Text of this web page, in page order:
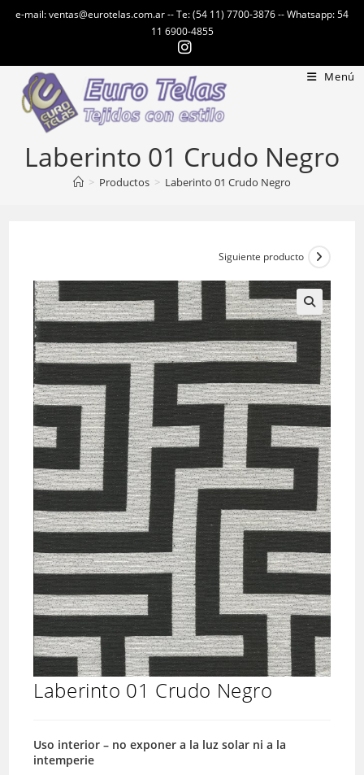
e-mail: ventas@eurotelas.com.ar -- Te: (54 11) 7700-3876 -- Whatsapp: 54
11 6900-4855
Menú
Laberinto 01 Crudo Negro
> Productos > Laberinto 01 Crudo Negro
Siguiente producto
Laberinto 01 Crudo Negro
Uso interior – no exponer a la luz solar ni a la
intemperie